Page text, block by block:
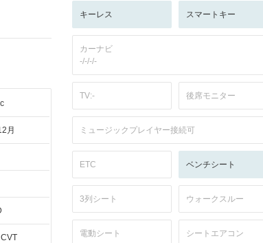
月
キーレス スマートキー
カーナビ
-/-/-/-
TV:- 後席モニター
ミュージックプレイヤー接続可
ETC ベンチシート
3列シート ウォークスルー
電動シート シートエアコン